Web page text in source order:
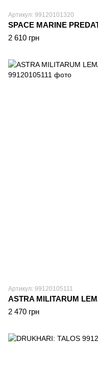
Артикул: 99120101320
SPACE MARINE
2 610 грн
Артикул: 99120105111
ASTRA MILITARUM
2 470 грн